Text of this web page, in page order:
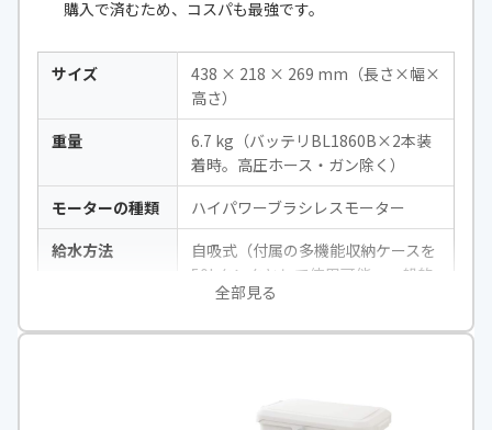
購入で済むため、コスパも最強です。
サイズ
438 × 218 × 269 mm（長さ×幅×
高さ）
重量
6.7 kg（バッテリBL1860B×2本装
着時。高圧ホース・ガン除く）
モーターの種類
ハイパワーブラシレスモーター
給水方法
自吸式（付属の多機能収納ケースを
50Lタンクとして使用可能。一般的
なバケツからも吸水可） / 水道直結
全部見る